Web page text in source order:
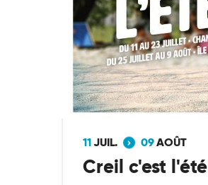
11JUIL. 09AOÛT
Creil c'est l'été